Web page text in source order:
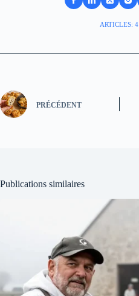
ARTICLES: 4
PRÉCÉDENT
Publications similaires